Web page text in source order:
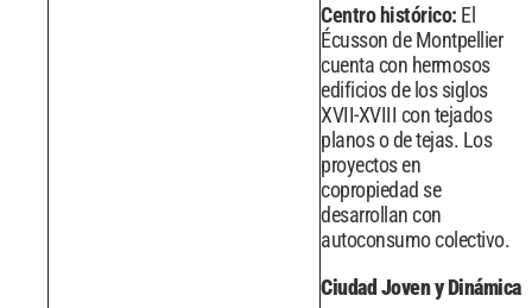
Centro histórico: El
Écusson de Montpellier
cuenta con hermosos
edificios de los siglos
XVII-XVIII con tejados
planos o de tejas. Los
proyectos en
copropiedad se
desarrollan con
autoconsumo colectivo.
Ciudad Joven y Dinámica